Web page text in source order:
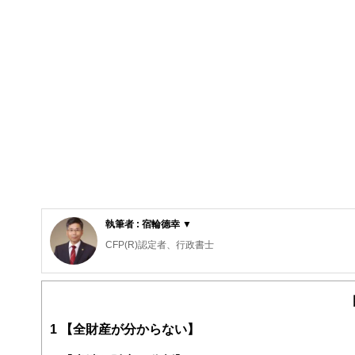
執筆者 : 宿輪德幸 ▼
CFP(R)認定者、行政書士
宅地建物取引士試験合格者、損害保険代理店特級資格、
予防のため積極的に「民事信託（家族信託）」を取り扱
資料を画面共有しながら納得がいくまでの面談で、納得の
1 【全財産が分からない】